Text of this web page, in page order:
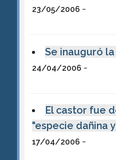
23/05/2006 -
Se inauguró
24/04/2006 -
El castor fue
"especie dañina
17/04/2006 -